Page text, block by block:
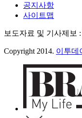
공지사항
사이트맵
보도자료 및 기사제보 :
Copyright 2014. 이투데